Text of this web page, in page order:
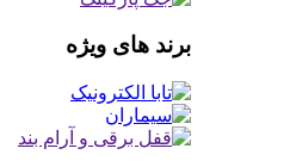
برند های ویژه